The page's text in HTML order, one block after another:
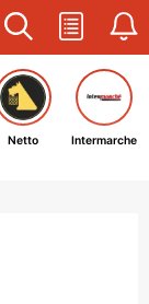
Netto Intermarche